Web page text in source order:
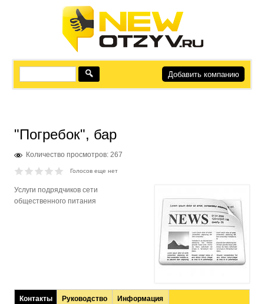
Добавить компанию
"Погребок", бар
Количество просмотров: 267
Голосов еще нет
Услуги подрядчиков сети
общественного питания
Контакты
Руководство Информация